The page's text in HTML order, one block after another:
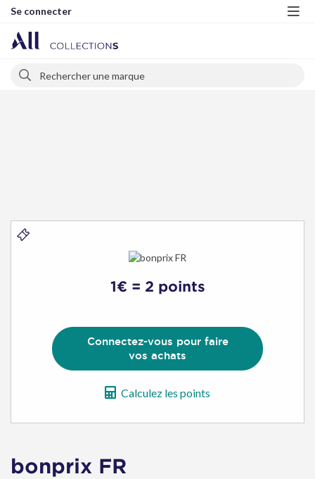
Se connecter
Rechercher
1€ = 2 points
Connectez-vous pour faire
vos achats
Calculez les points
bonprix FR